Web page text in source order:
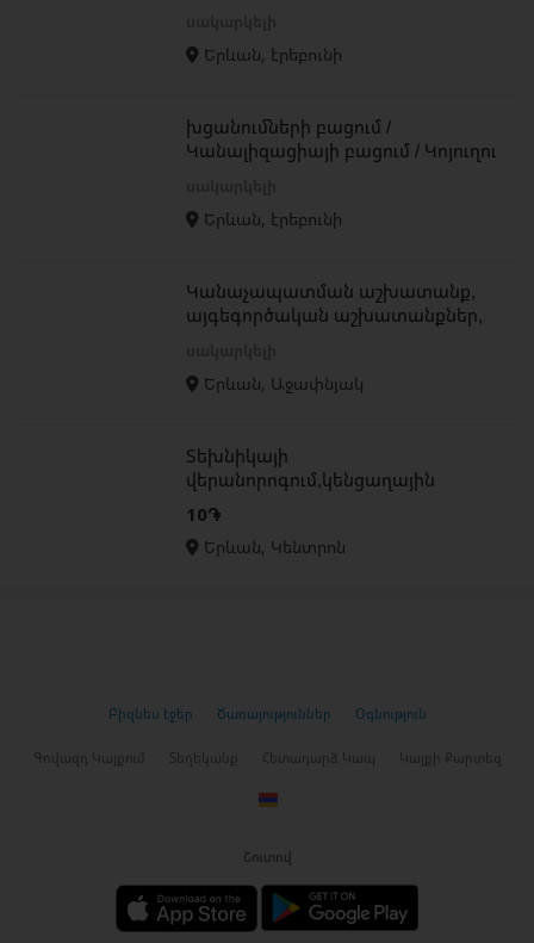
Երևան, էրեբունի
խցանումների բացում /
Կանալիզացիայի բացում / Կոյուղու
Երևան, էրեբունի
Կանաչապատման աշխատանք,
այգեգործական աշխատանքներ,
Երևան, Աջափնյակ
Տեխնիկայի
վերանորոգում,կենցաղային
տեխնիկայի վերանորոգում
10֏
Երևան, Կենտրոն
Բիզնես էջեր Ծառայություններ Օգնություն
Գովազդ Կայքում Տեղեկանք Հետադարձ Կապ Կայքի Քարտեզ
Շուտով